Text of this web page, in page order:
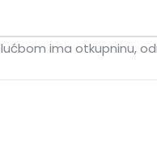
ima otkupninu,